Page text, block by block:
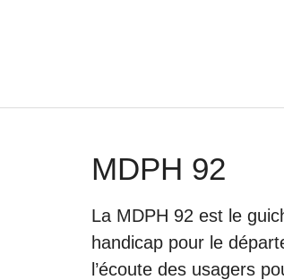
MDPH 92
La MDPH 92 est le
handicap pour le
l’écoute des usagers